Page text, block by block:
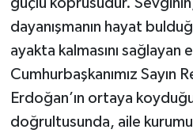
güçlü köprüsüdür.
dayanışmanın hayat
ayakta kalmasını
Cumhurbaşkanımız Sayın
Erdoğan’ın ortaya
doğrultusunda, aile